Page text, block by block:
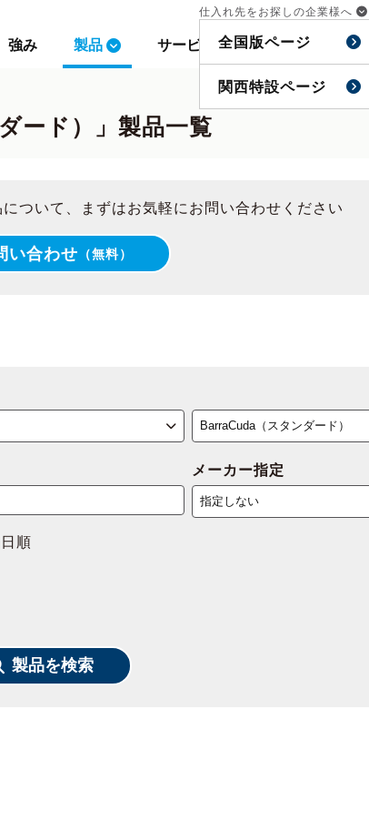
強み 製品 サービス 事例 特集
仕入れ先をお探しの企業様へ
全国版ページ
関西特設ページ
ード）」製品一覧
強み 製品 サービス 事例 特集
仕入れ先をお探しの企業様へ
全国版ページ
関西特設ページ
ついて、まずはお気軽にお問い合わせください
い合わせ （無料）
メーカー指定
順
製品を検索